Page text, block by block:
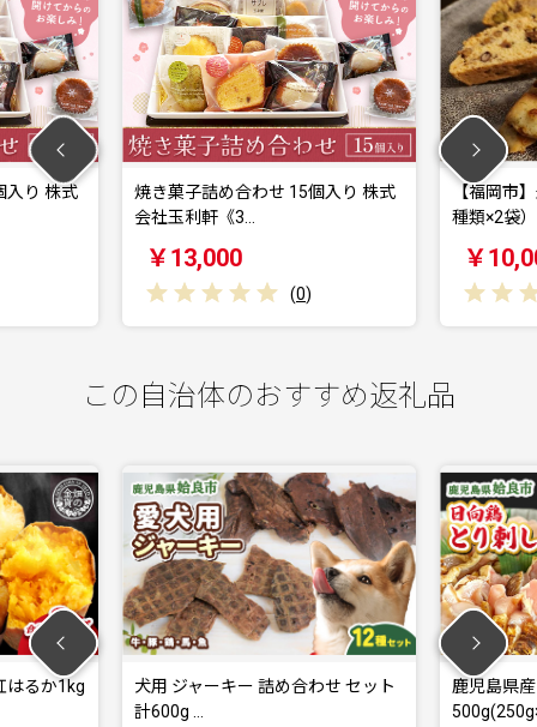
株式
焼き菓子詰め合わせ 15個入り 株式
会社玉利軒《3…
￥13,000
(0)
【福岡市】米
種類×2袋）
￥10,000
この自治体のおすすめ返礼品
るか1kg
犬用 ジャーキー 詰め合わせ セット
計600g …
鹿児島県